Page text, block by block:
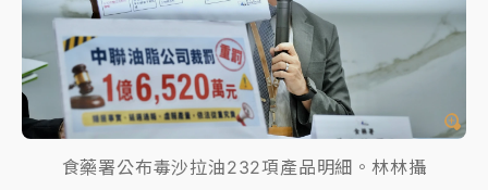
白海豚逼近！北市水門只出不進 未移置車輛最高罰
4800＋拖吊費
食藥署公布毒沙拉油232項產品明細。林林攝